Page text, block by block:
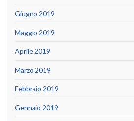
Giugno 2019
Maggio 2019
Aprile 2019
Marzo 2019
Febbraio 2019
Gennaio 2019